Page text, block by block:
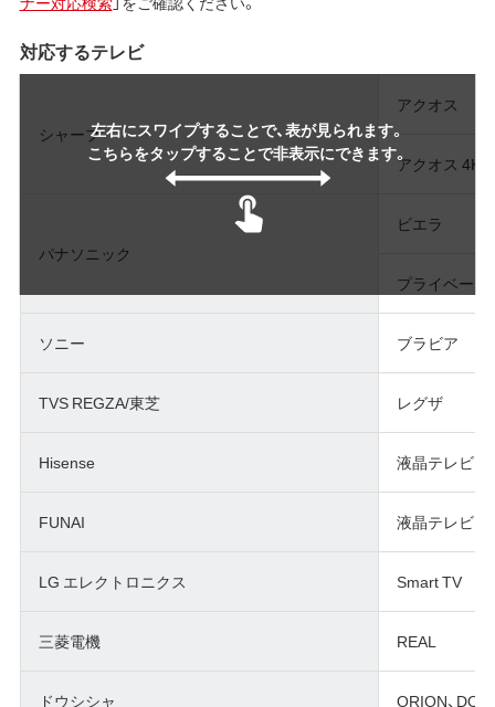
対応するテレビ
左右にスワイプすることで、表が見られます。
こちらをタップすることで非表示にできます。
シャープ
アクオス
アクオス 4K
パナソニック
ビエラ
プライベート
ソニー ブラビア
TVS REGZA/東芝 レグザ
Hisense 液晶テレビ
FUNAI 液晶テレビ
LG エレクトロニクス Smart TV
三菱電機 REAL
ドウシシャ ORION、